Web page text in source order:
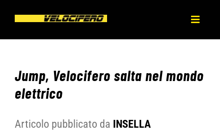
Toggle
CHI SIAMO
PRODOTTI
Jump, Velocifero salta nel mondo
elettrico
Articolo pubblicato da INSELLA